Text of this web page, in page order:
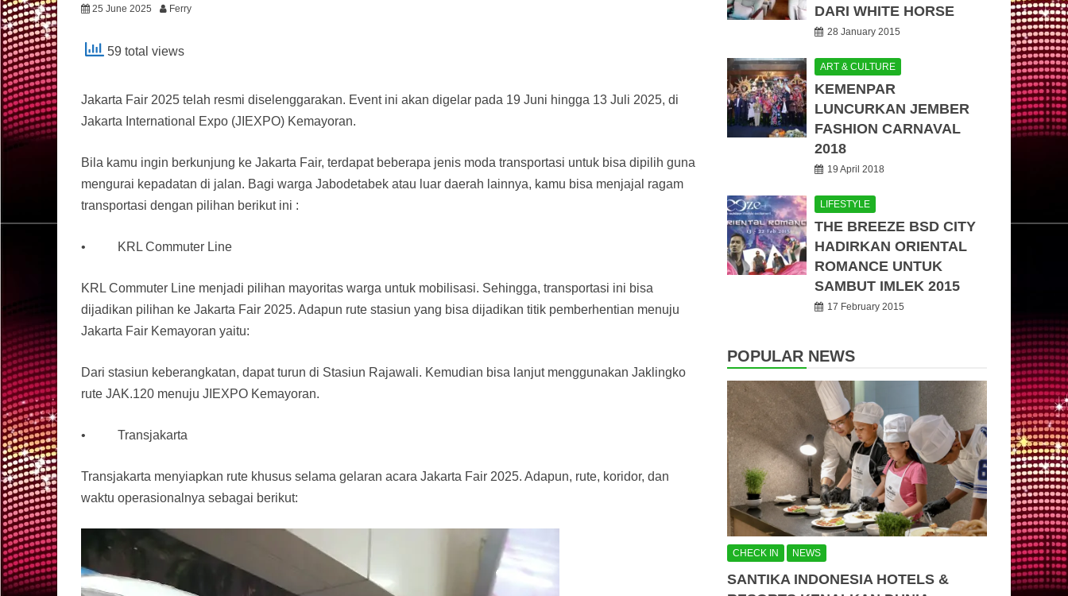
25 June 2025 Ferry
59 total views
Jakarta Fair 2025 telah resmi diselenggarakan. Event ini akan digelar pada 19 Juni hingga 13 Juli 2025, di
Jakarta International Expo (JIEXPO) Kemayoran.
Bila kamu ingin berkunjung ke Jakarta Fair, terdapat beberapa jenis moda transportasi untuk bisa dipilih guna
mengurai kepadatan di jalan. Bagi warga Jabodetabek atau luar daerah lainnya, kamu bisa menjajal ragam
transportasi dengan pilihan berikut ini :
• KRL Commuter Line
KRL Commuter Line menjadi pilihan mayoritas warga untuk mobilisasi. Sehingga, transportasi ini bisa
dijadikan pilihan ke Jakarta Fair 2025. Adapun rute stasiun yang bisa dijadikan titik pemberhentian menuju
Jakarta Fair Kemayoran yaitu:
Dari stasiun keberangkatan, dapat turun di Stasiun Rajawali. Kemudian bisa lanjut menggunakan Jaklingko
rute JAK.120 menuju JIEXPO Kemayoran.
• Transjakarta
Transjakarta menyiapkan rute khusus selama gelaran acara Jakarta Fair 2025. Adapun, rute, koridor, dan
waktu operasionalnya sebagai berikut:
DARI WHITE HORSE
28 January 2015
ART & CULTURE
KEMENPAR
LUNCURKAN JEMBER
FASHION CARNAVAL
2018
19 April 2018
LIFESTYLE
THE BREEZE BSD CITY
HADIRKAN ORIENTAL
ROMANCE UNTUK
SAMBUT IMLEK 2015
17 February 2015
POPULAR NEWS
CHECK IN NEWS
SANTIKA INDONESIA HOTELS &